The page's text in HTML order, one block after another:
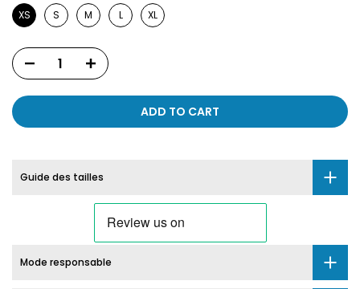
XS S M L XL
ADD TO CART
Guide des tailles
Mode responsable